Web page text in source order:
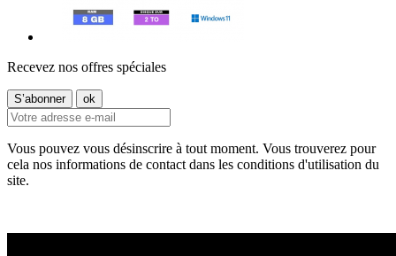
Recevez nos offres spéciales
Vous pouvez vous désinscrire à tout moment. Vous trouverez pour
cela nos informations de contact dans les conditions d'utilisation du
site.